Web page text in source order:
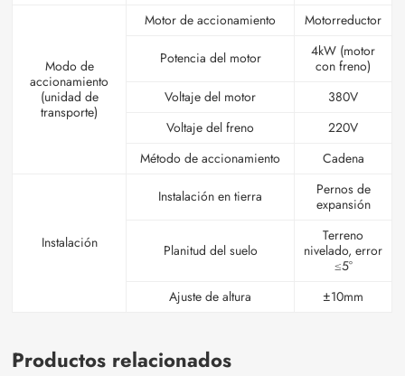
Modo de
accionamiento
(unidad de
transporte)
Motor de accionamiento Motorreductor
Potencia del motor
4kW (motor
con freno)
Voltaje del motor
380V
Voltaje del freno
220V
Método de accionamiento
Cadena
Instalación
Instalación en tierra
Pernos de
expansión
Planitud del suelo
Terreno
nivelado, error
≤5°
Ajuste de altura
±10mm
Productos relacionados